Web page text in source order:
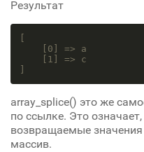
Результат
[0]
=> a
[1]
=> c
array_splice() это же
по ссылке. Это
возвращаемые
массив.